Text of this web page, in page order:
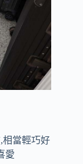
相當輕巧好
愛